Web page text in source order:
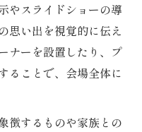
やスライドショーの導
思い出を視覚的に伝え
ナーを設置したり、プ
ることで、会場全体に
徴するものや家族との